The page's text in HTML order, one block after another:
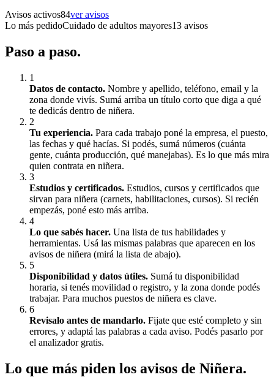
Avisos activos84ver avisos
Lo más pedidoCuidado de adultos mayores13 avisos
Paso a paso.
1
Datos de contacto. Nombre y apellido, teléfono, email y la
zona donde vivís. Sumá arriba un título corto que diga a qué
te dedicás dentro de niñera.
2
Tu experiencia. Para cada trabajo poné la empresa, el puesto,
las fechas y qué hacías. Si podés, sumá números (cuánta
gente, cuánta producción, qué manejabas). Es lo que más mira
quien contrata en niñera.
3
Estudios y certificados. Estudios, cursos y certificados que
sirvan para niñera (carnets, habilitaciones, cursos). Si recién
empezás, poné esto más arriba.
4
Lo que sabés hacer. Una lista de tus habilidades y
herramientas. Usá las mismas palabras que aparecen en los
avisos de niñera (mirá la lista de abajo).
5
Disponibilidad y datos útiles. Sumá tu disponibilidad
horaria, si tenés movilidad o registro, y la zona donde podés
trabajar. Para muchos puestos de niñera es clave.
6
Revisalo antes de mandarlo. Fijate que esté completo y sin
errores, y adaptá las palabras a cada aviso. Podés pasarlo por
el analizador gratis.
Lo que más piden los avisos de Niñera.